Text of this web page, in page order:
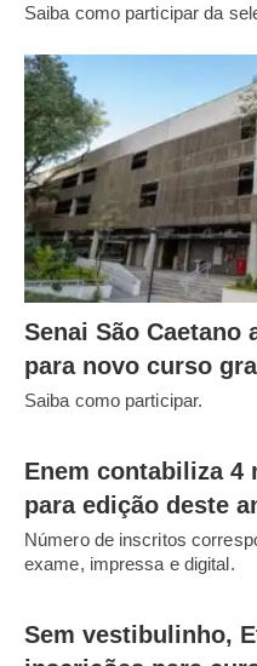
Saiba como participar da
Senai São Caetano
para novo curso
Saiba como participar.
Enem contabiliza
para edição deste
Número de inscritos
exame, impressa e digital.
Sem vestibulinho,